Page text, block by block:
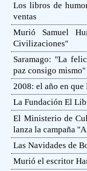
Los libros de
ventas
Murió Samuel
Civilizaciones''
Saramago: ''La
paz consigo mismo''
2008: el año en
La Fundación El
El Ministerio de
lanza la campaña
Las Navidades de
Murió el escritor